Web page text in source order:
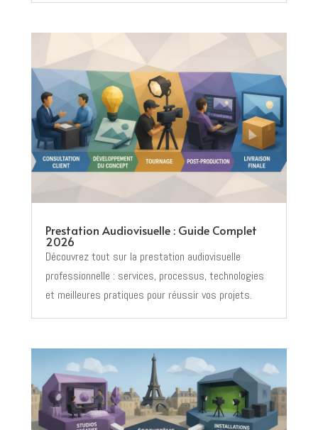
Prestation Audiovisuelle : Guide Complet
2026
Découvrez tout sur la prestation audiovisuelle
professionnelle : services, processus, technologies
et meilleures pratiques pour réussir vos projets.